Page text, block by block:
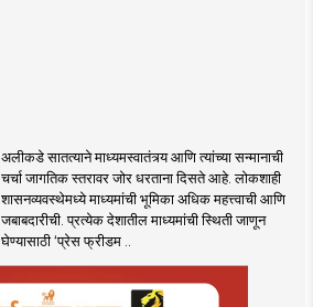
अलीकडे सातत्याने माध्यमस्वातंत्र्य आणि त्यांच्या सन्मानाची
चर्चा जागतिक स्तरावर जोर धरताना दिसते आहे. लोकशाही
शासनव्यवस्थेमध्ये माध्यमांची भूमिका अधिक महत्त्वाची आणि
जबाबदारीची. प्रत्येक देशातील माध्यमांची स्थिती जाणून
घेण्यासाठी ‌‘प्रेस फ्रीडम ..